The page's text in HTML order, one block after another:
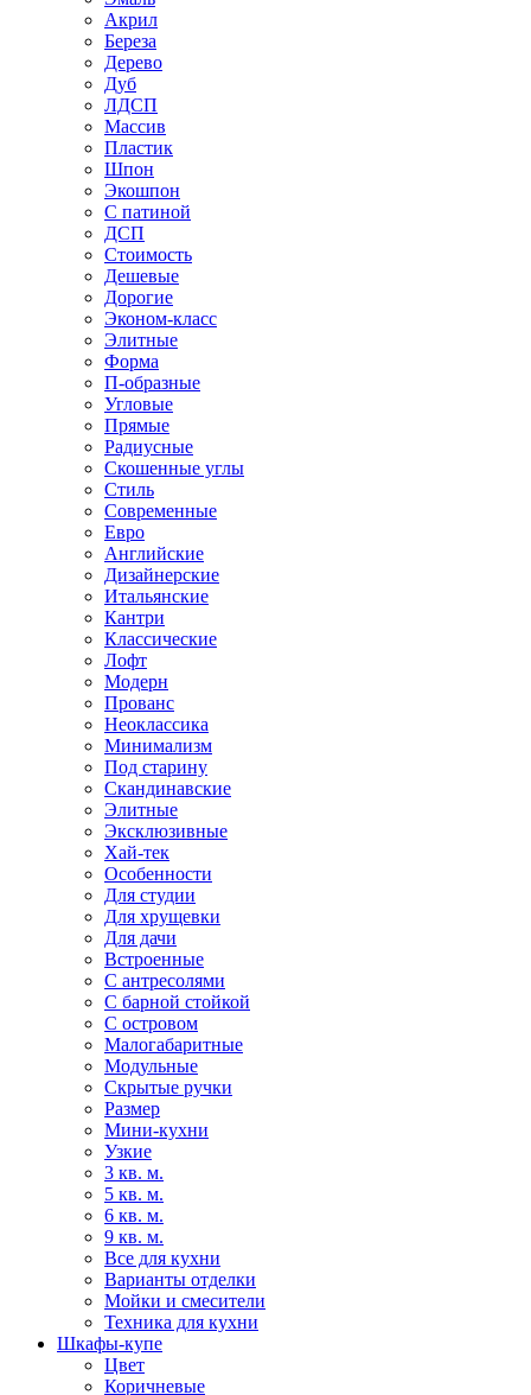
Акрил
Береза
Дерево
Дуб
ЛДСП
Массив
Пластик
Шпон
Экошпон
С патиной
ДСП
Стоимость
Дешевые
Дорогие
Эконом-класс
Элитные
Форма
П-образные
Угловые
Прямые
Радиусные
Скошенные углы
Стиль
Современные
Евро
Английские
Дизайнерские
Итальянские
Кантри
Классические
Лофт
Модерн
Прованс
Неоклассика
Минимализм
Под старину
Скандинавские
Элитные
Эксклюзивные
Хай-тек
Особенности
Для студии
Для хрущевки
Для дачи
Встроенные
С антресолями
С барной стойкой
С островом
Малогабаритные
Модульные
Скрытые ручки
Размер
Мини-кухни
Узкие
3 кв. м.
5 кв. м.
6 кв. м.
9 кв. м.
Все для кухни
Варианты отделки
Мойки и смесители
Техника для кухни
Шкафы-купе
Цвет
Коричневые